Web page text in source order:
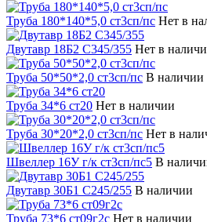
Труба 180*140*5,0 ст3сп/пс Нет в
Двутавр 18Б2 С345/355 Нет в
Труба 50*50*2,0 ст3сп/пс В наличии
Труба 34*6 ст20 Нет в наличии
Труба 30*20*2,0 ст3сп/пс Нет в
Швеллер 16У г/к ст3сп/пс5 В
Двутавр 30Б1 С245/255 В наличии
Труба 73*6 ст09г2с Нет в наличии